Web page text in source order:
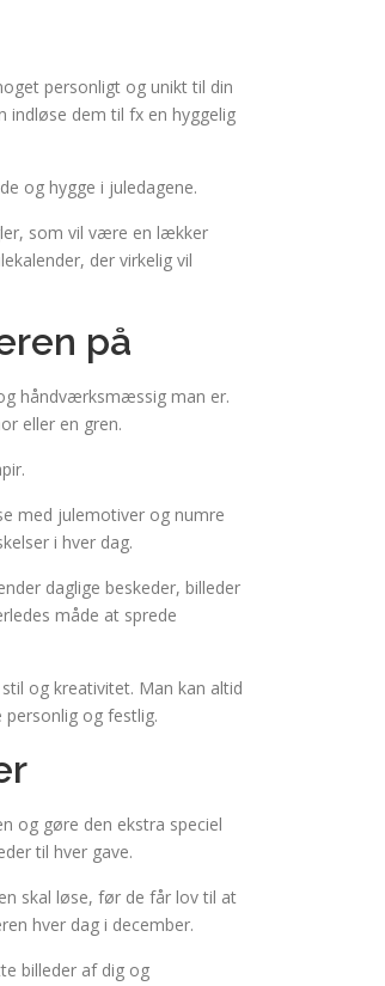
personligt og unikt til din
indløse dem til fx en hyggelig
og hygge i juledagene.
som vil være en lækker
der virkelig vil
på
håndværksmæssig man er.
eller en gren.
med julemotiver og numre
i hver dag.
daglige beskeder, billeder
måde at sprede
og kreativitet. Man kan altid
og festlig.
og gøre den ekstra speciel
til hver gave.
skal løse, før de får lov til at
hver dag i december.
billeder af dig og